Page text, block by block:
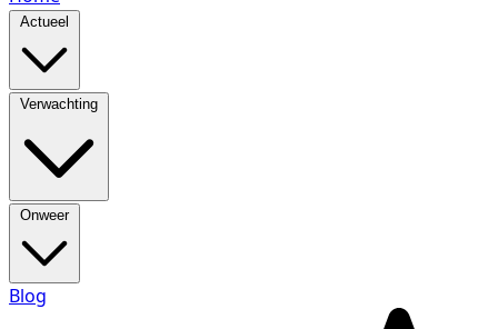
Actueel
Verwachting
Onweer
Blog